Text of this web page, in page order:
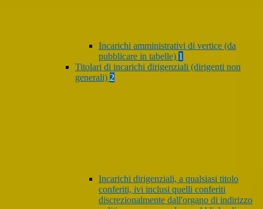
Incarichi amministrativi di vertice (da
pubblicare in tabelle) 1
Titolari di incarichi dirigenziali (dirigenti non
generali) 2
Incarichi dirigenziali, a qualsiasi titolo
conferiti, ivi inclusi quelli conferiti
discrezionalmente dall'organo di indirizzo